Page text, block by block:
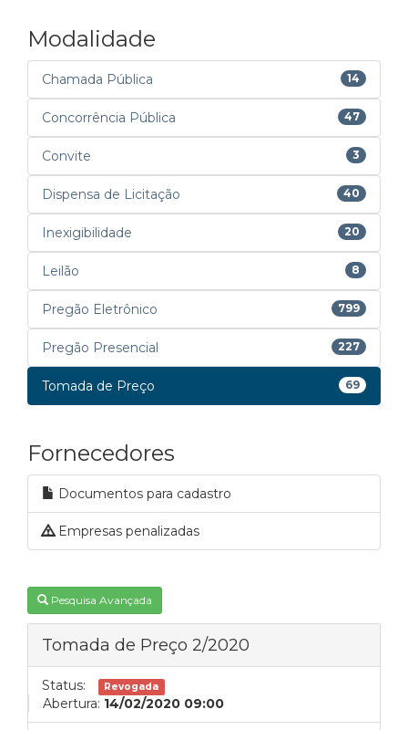
Modalidade
Chamada Pública 14
Concorrência Pública 47
Convite 3
Dispensa de Licitação 40
Inexigibilidade 20
Leilão 8
Pregão Eletrônico 799
Pregão Presencial 227
Tomada de Preço 69
Fornecedores
Documentos para cadastro
Empresas penalizadas
Pesquisa Avançada
Tomada de Preço 2/2020
Status: Revogada
Abertura: 14/02/2020 09:00